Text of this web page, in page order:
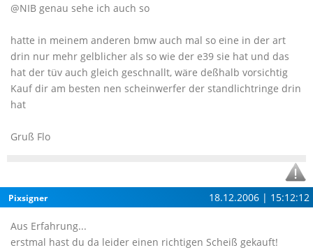
@NIB genau sehe ich auch so
hatte in meinem anderen bmw auch mal so eine in der art
drin nur mehr gelblicher als so wie der e39 sie hat und das
hat der tüv auch gleich geschnallt, wäre deßhalb vorsichtig
Kauf dir am besten nen scheinwerfer der standlichtringe drin
hat
Gruß Flo
Pixsigner 18.12.2006 | 15:12:12
Aus Erfahrung...
erstmal hast du da leider einen richtigen Scheiß gekauft!